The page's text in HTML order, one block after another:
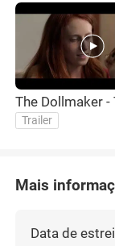
The Dollmaker -
Trailer
Mais
Data de